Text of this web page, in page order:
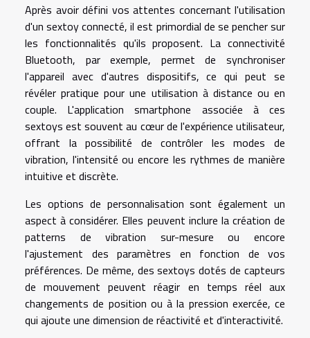
Après avoir défini vos attentes concernant l'utilisation
d'un sextoy connecté, il est primordial de se pencher sur
les fonctionnalités qu'ils proposent. La connectivité
Bluetooth, par exemple, permet de synchroniser
l'appareil avec d'autres dispositifs, ce qui peut se
révéler pratique pour une utilisation à distance ou en
couple. L'application smartphone associée à ces
sextoys est souvent au cœur de l'expérience utilisateur,
offrant la possibilité de contrôler les modes de
vibration, l'intensité ou encore les rythmes de manière
intuitive et discrète.
Les options de personnalisation sont également un
aspect à considérer. Elles peuvent inclure la création de
patterns de vibration sur-mesure ou encore
l'ajustement des paramètres en fonction de vos
préférences. De même, des sextoys dotés de capteurs
de mouvement peuvent réagir en temps réel aux
changements de position ou à la pression exercée, ce
qui ajoute une dimension de réactivité et d'interactivité.